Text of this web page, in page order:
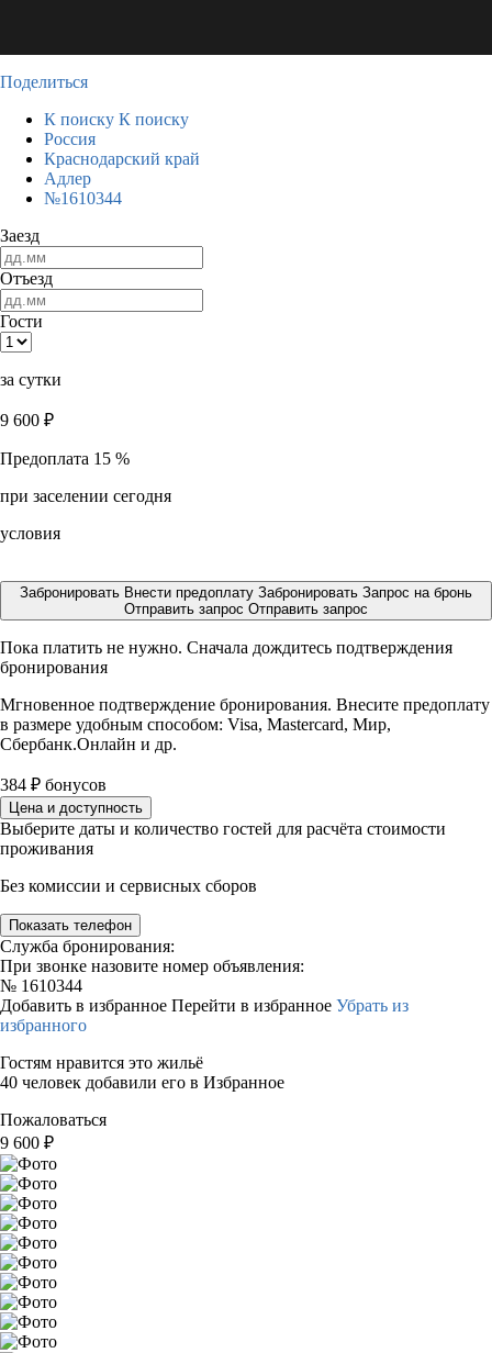
Поделиться
К поиску К поиску
Россия
Краснодарский край
Адлер
№1610344
Заезд
Отъезд
Гости
за сутки
9 600 ₽
Предоплата 15 %
при заселении сегодня
условия
Забронировать Внести предоплату Забронировать Запрос на бронь
Отправить запрос Отправить запрос
Пока платить не нужно. Сначала дождитесь подтверждения
бронирования
Мгновенное подтверждение бронирования. Внесите предоплату
в размере удобным способом: Visa, Mastercard, Мир,
Сбербанк.Онлайн и др.
384 ₽ бонусов
Цена и доступность
Выберите даты и количество гостей для расчёта стоимости
проживания
Без комиссии и сервисных сборов
Показать телефон
Служба бронирования:
При звонке назовите номер объявления:
№ 1610344
Добавить в избранное Перейти в избранное Убрать из
избранного
Гостям нравится это жильё
40 человек добавили его в Избранное
Пожаловаться
9 600 ₽